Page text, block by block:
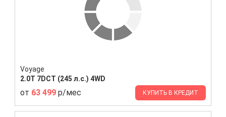
Voyage
2.0T 7DCT (245 л.с.) 4WD
от 63 499 р/мес КУПИТЬ В КРЕДИТ